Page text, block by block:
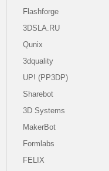
Flashforge
3DSLA.RU
Qunix
3dquality
UP! (PP3DP)
Sharebot
3D Systems
MakerBot
Formlabs
FELIX